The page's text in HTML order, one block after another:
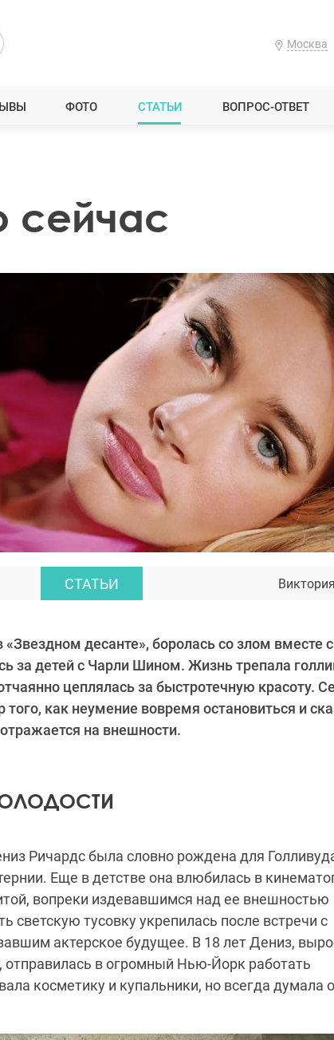
Москва
ФОТО СТАТЬИ ВОПРОС-ОТВЕТ
сейчас
СТАТЬИ
десанте», боролась со злом вместе с
за детей с Чарли Шином. Жизнь трепала
цеплялась за быстротечную красоту.
как неумение вовремя остановиться и
на внешности.
Ричардс была словно рождена для
Еще в детстве она влюбилась в
вопреки издевавшимся над ее внешностью
светскую тусовку укрепилась после встречи с
актерское будущее. В 18 лет Дениз,
отправилась в огромный Нью-Йорк работать
косметику и купальники, но всегда думала